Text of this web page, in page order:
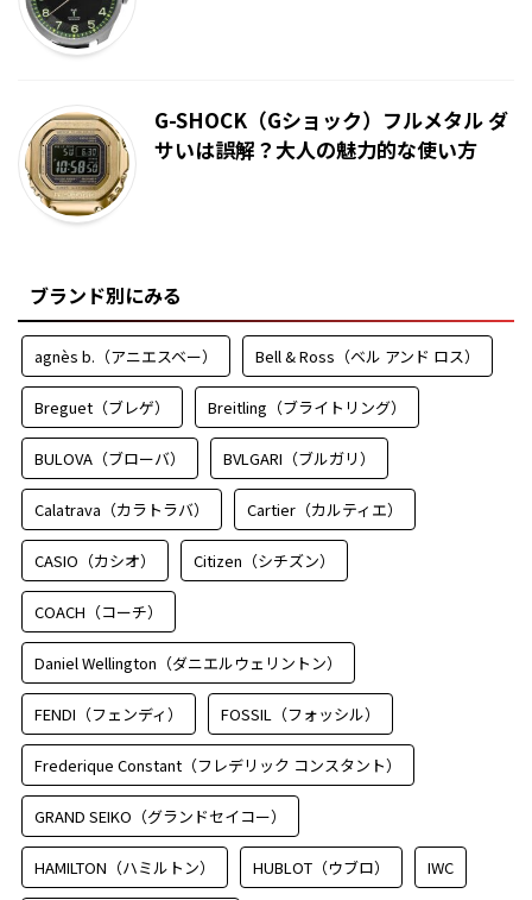
G-SHOCK（Gショック）フルメタル ダ
サいは誤解？大人の魅力的な使い方
ブランド別にみる
agnès b.（アニエスベー） Bell & Ross（ベル アンド ロス）
Breguet（ブレゲ） Breitling（ブライトリング）
BULOVA（ブローバ） BVLGARI（ブルガリ）
Calatrava（カラトラバ） Cartier（カルティエ）
CASIO（カシオ） Citizen（シチズン）
COACH（コーチ）
Daniel Wellington（ダニエルウェリントン）
FENDI（フェンディ） FOSSIL（フォッシル）
Frederique Constant（フレデリック コンスタント）
GRAND SEIKO（グランドセイコー）
HAMILTON（ハミルトン） HUBLOT（ウブロ） IWC